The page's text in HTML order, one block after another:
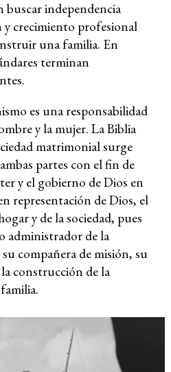
independencia
y crecimiento profesional
una familia. En
terminan
es una responsabilidad
y la mujer. La Biblia
matrimonial surge
partes con el fin de
y el gobierno de Dios en
representación de Dios, el
y de la sociedad, pues
administrador de la
compañera de misión, su
construcción de la